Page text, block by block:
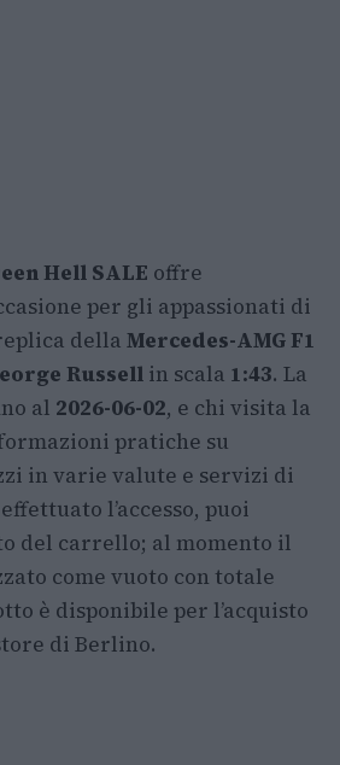
Hell SALE offre
per gli appassionati di
della Mercedes-AMG F1
Russell in scala 1:43. La
al 2026-06-02, e chi visita la
pratiche su
in varie valute e servizi di
l’accesso, puoi
del carrello; al momento il
come vuoto con totale
è disponibile per l’acquisto
di Berlino.